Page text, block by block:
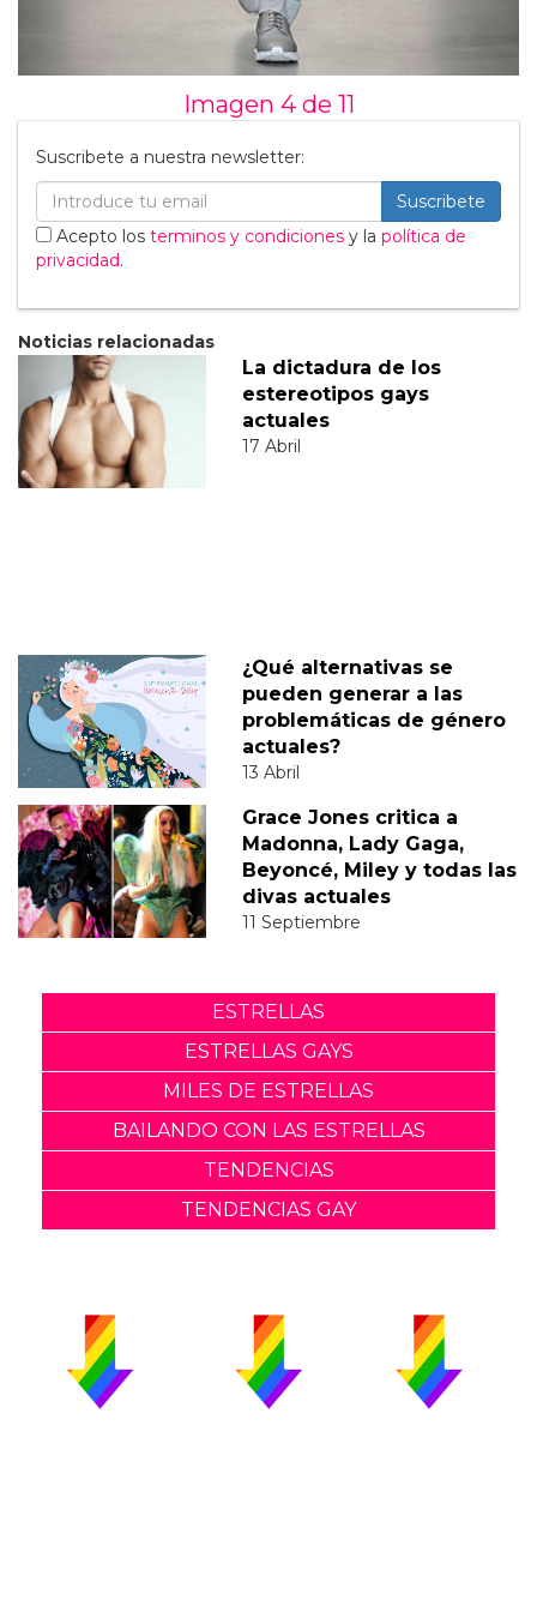
Imagen 4 de 11
Suscribete a nuestra newsletter:
Suscribete
Acepto los terminos y condiciones y la política de
privacidad.
Noticias relacionadas
La dictadura de los
estereotipos gays
actuales
17 Abril
¿Qué alternativas se
pueden generar a las
problemáticas de género
actuales?
13 Abril
Grace Jones critica a
Madonna, Lady Gaga,
Beyoncé, Miley y todas las
divas actuales
11 Septiembre
ESTRELLAS
ESTRELLAS GAYS
MILES DE ESTRELLAS
BAILANDO CON LAS ESTRELLAS
TENDENCIAS
TENDENCIAS GAY